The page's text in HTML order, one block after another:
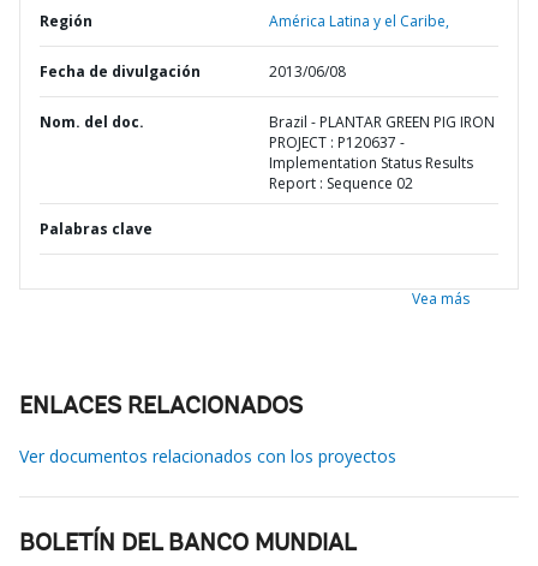
Región América Latina y el Caribe,
Fecha de divulgación 2013/06/08
Nom. del doc.
Brazil - PLANTAR GREEN PIG IRON
PROJECT : P120637 -
Implementation Status Results
Report : Sequence 02
Palabras clave
Vea más
ENLACES RELACIONADOS
Ver documentos relacionados con los proyectos
BOLETÍN DEL BANCO MUNDIAL